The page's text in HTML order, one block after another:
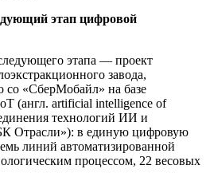
этап цифровой
этапа — проект
завода,
со «СберМобайл» на базе
(англ. artificial intelligence of
технологий ИИ и
Отрасли»): в единую цифровую
линий автоматизированной
процессом, 22 весовых